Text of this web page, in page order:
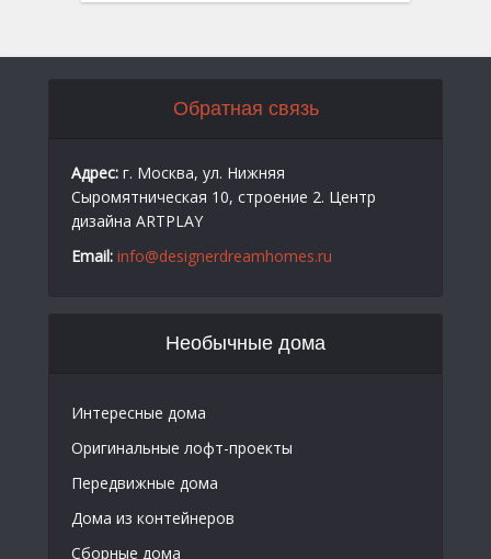
Обратная связь
Адрес: г. Москва, ул. Нижняя
Сыромятническая 10, строение 2. Центр
дизайна ARTPLAY
Email: info@designerdreamhomes.ru
Необычные дома
Интересные дома
Оригинальные лофт-проекты
Передвижные дома
Дома из контейнеров
Сборные дома